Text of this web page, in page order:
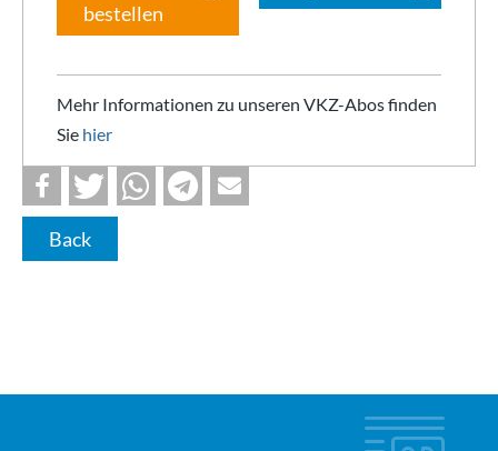
bestellen
Mehr Informationen zu unseren VKZ-Abos finden
Sie hier
Back